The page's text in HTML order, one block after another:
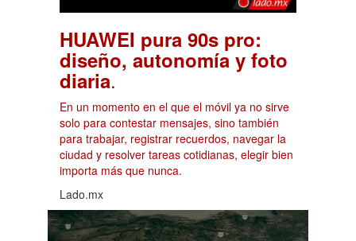
HUAWEI pura 90s pro:
diseño, autonomía y foto
diaria.
En un momento en el que el móvil ya no sirve
solo para contestar mensajes, sino también
para trabajar, registrar recuerdos, navegar la
ciudad y resolver tareas cotidianas, elegir bien
importa más que nunca.
Lado.mx